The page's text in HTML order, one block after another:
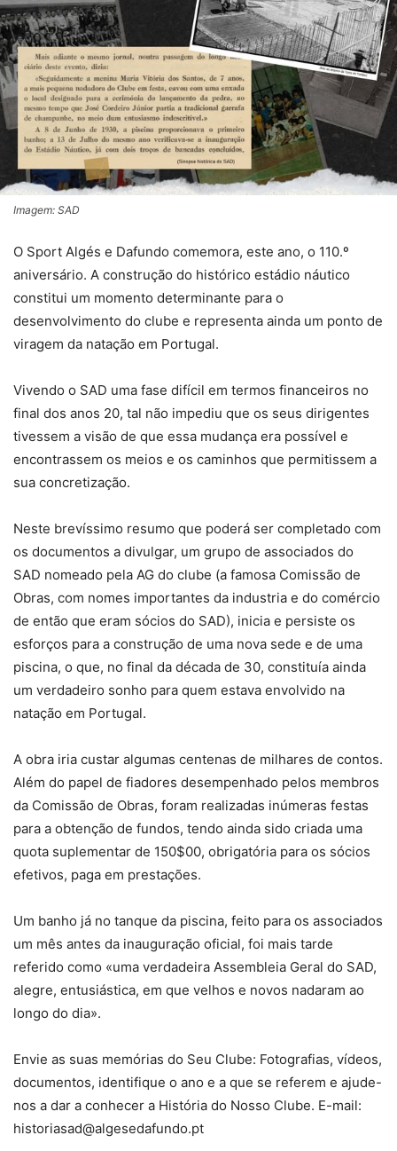
Imagem: SAD
O Sport Algés e Dafundo comemora, este ano, o 110.º
aniversário. A construção do histórico estádio náutico
constitui um momento determinante para o
desenvolvimento do clube e representa ainda um ponto de
viragem da natação em Portugal.
Vivendo o SAD uma fase difícil em termos financeiros no
final dos anos 20, tal não impediu que os seus dirigentes
tivessem a visão de que essa mudança era possível e
encontrassem os meios e os caminhos que permitissem a
sua concretização.
Neste brevíssimo resumo que poderá ser completado com
os documentos a divulgar, um grupo de associados do
SAD nomeado pela AG do clube (a famosa Comissão de
Obras, com nomes importantes da industria e do comércio
de então que eram sócios do SAD), inicia e persiste os
esforços para a construção de uma nova sede e de uma
piscina, o que, no final da década de 30, constituía ainda
um verdadeiro sonho para quem estava envolvido na
natação em Portugal.
A obra iria custar algumas centenas de milhares de contos.
Além do papel de fiadores desempenhado pelos membros
da Comissão de Obras, foram realizadas inúmeras festas
para a obtenção de fundos, tendo ainda sido criada uma
quota suplementar de 150$00, obrigatória para os sócios
efetivos, paga em prestações.
Um banho já no tanque da piscina, feito para os associados
um mês antes da inauguração oficial, foi mais tarde
referido como «uma verdadeira Assembleia Geral do SAD,
alegre, entusiástica, em que velhos e novos nadaram ao
longo do dia».
Envie as suas memórias do Seu Clube: Fotografias, vídeos,
documentos, identifique o ano e a que se referem e ajude-
nos a dar a conhecer a História do Nosso Clube. E-mail:
historiasad@algesedafundo.pt